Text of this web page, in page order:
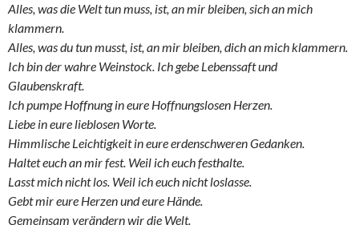
Alles, was die Welt tun muss, ist, an mir bleiben, sich an mich
klammern.
Alles, was du tun musst, ist, an mir bleiben, dich an mich klammern.
Ich bin der wahre Weinstock. Ich gebe Lebenssaft und
Glaubenskraft.
Ich pumpe Hoffnung in eure Hoffnungslosen Herzen.
Liebe in eure lieblosen Worte.
Himmlische Leichtigkeit in eure erdenschweren Gedanken.
Haltet euch an mir fest. Weil ich euch festhalte.
Lasst mich nicht los. Weil ich euch nicht loslasse.
Gebt mir eure Herzen und eure Hände.
Gemeinsam verändern wir die Welt.